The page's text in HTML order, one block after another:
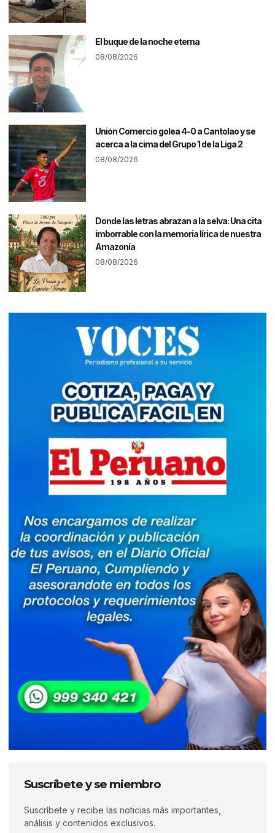
El buque de la noche eterna
08/08/2026
Unión Comercio golea 4-0 a Cantolao y se
acerca a la cima del Grupo 1 de la Liga 2
08/08/2026
Donde las letras abrazan a la selva: Una cita
imborrable con la memoria lírica de nuestra
Amazonía
08/08/2026
Suscríbete y se miembro
Suscríbete y recibe las noticias más importantes,
análisis y contenidos exclusivos.